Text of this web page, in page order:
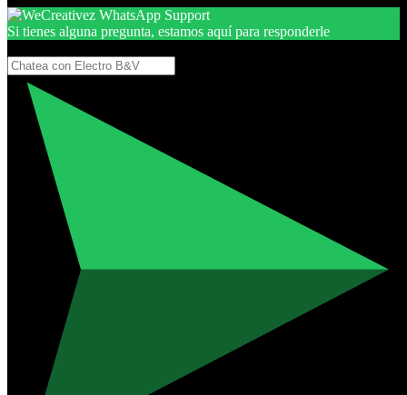
Si tienes alguna pregunta, estamos aquí para responderle